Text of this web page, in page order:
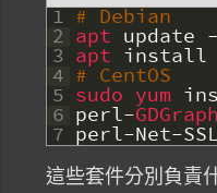
1
2
3
4
5
6
7
# Debian
apt update -
apt install
# CentOS
sudo yum
perl-GDGraph
perl-Net-
這些套件分別負責